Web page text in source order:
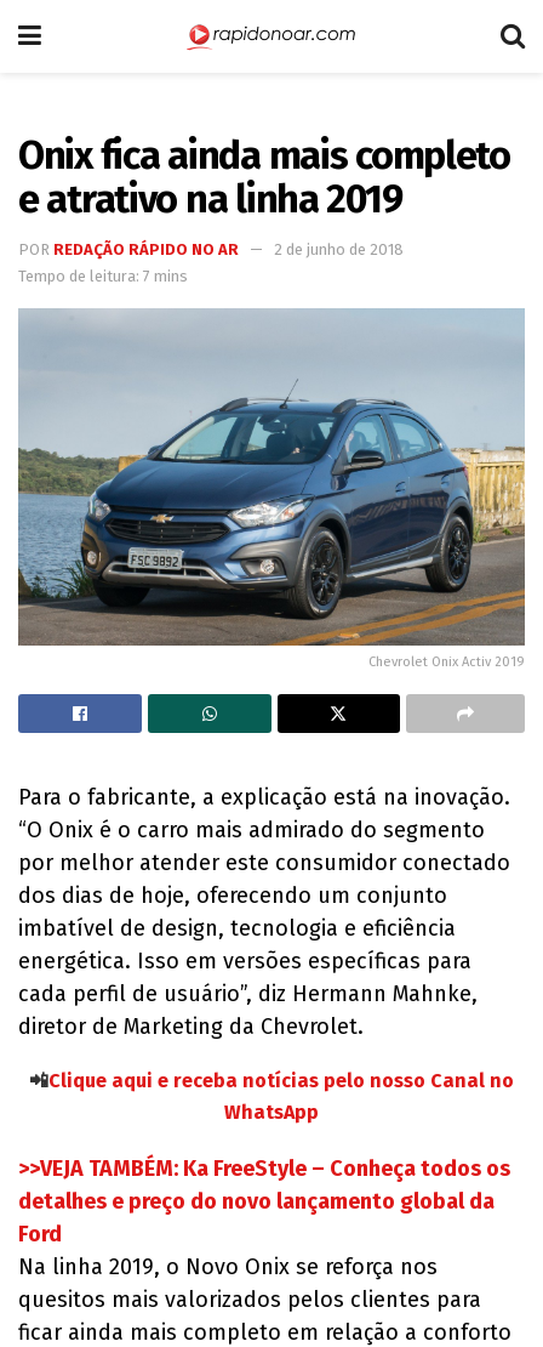
Onix fica ainda mais completo
e atrativo na linha 2019
POR REDAÇÃO RÁPIDO NO AR
2 de junho de 2018
Tempo de leitura: 7 mins
Chevrolet Onix Activ 2019
Para o fabricante, a explicação está na inovação.
“O Onix é o carro mais admirado do segmento
por melhor atender este consumidor conectado
dos dias de hoje, oferecendo um conjunto
imbatível de design, tecnologia e eficiência
energética. Isso em versões específicas para
cada perfil de usuário”, diz Hermann Mahnke,
diretor de Marketing da Chevrolet.
📲Clique aqui e receba notícias pelo nosso Canal no
WhatsApp
>>VEJA TAMBÉM: Ka FreeStyle – Conheça todos os
detalhes e preço do novo lançamento global da
Ford
Na linha 2019, o Novo Onix se reforça nos
quesitos mais valorizados pelos clientes para
ficar ainda mais completo em relação a conforto